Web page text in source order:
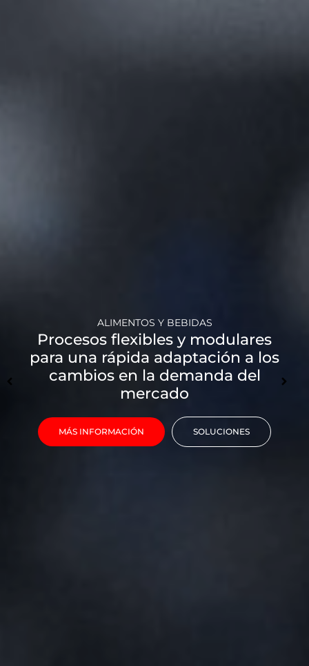
ALIMENTOS Y BEBIDAS
Procesos flexibles y modulares
para una rápida adaptación a los
cambios en la demanda del
mercado
MÁS INFORMACIÓN SOLUCIONES